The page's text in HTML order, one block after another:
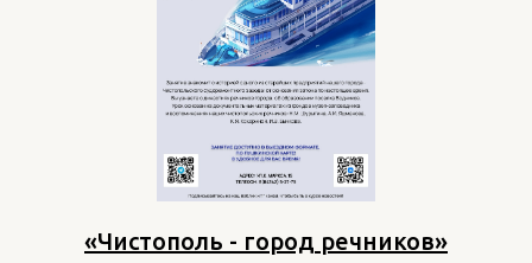
«Чистополь - город речников»